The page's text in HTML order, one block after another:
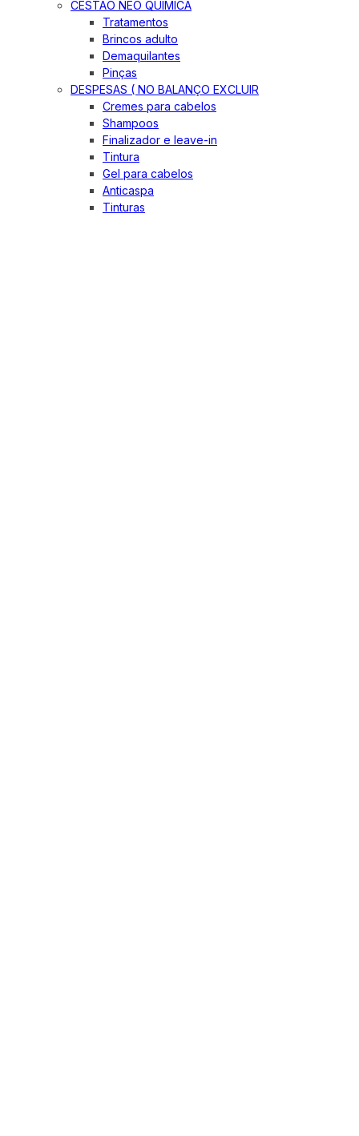
CESTÃO NEO QUIMICA
Tratamentos
Brincos adulto
Demaquilantes
Pinças
DESPESAS ( NO BALANÇO EXCLUIR
Cremes para cabelos
Shampoos
Finalizador e leave-in
Tintura
Gel para cabelos
Anticaspa
Tinturas